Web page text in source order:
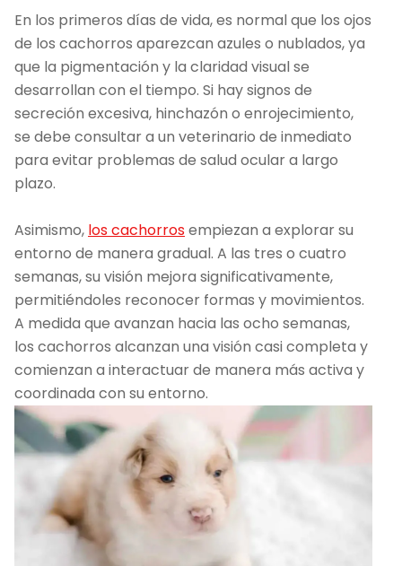
En los primeros días de vida, es normal que los ojos
de los cachorros aparezcan azules o nublados, ya
que la pigmentación y la claridad visual se
desarrollan con el tiempo. Si hay signos de
secreción excesiva, hinchazón o enrojecimiento,
se debe consultar a un veterinario de inmediato
para evitar problemas de salud ocular a largo
plazo.
Asimismo, los cachorrosempiezan a explorar su
entorno de manera gradual. A las tres o cuatro
semanas, su visión mejora significativamente,
permitiéndoles reconocer formas y movimientos.
A medida que avanzan hacia las ocho semanas,
los cachorros alcanzan una visión casi completa y
comienzan a interactuar de manera más activa y
coordinada con su entorno.